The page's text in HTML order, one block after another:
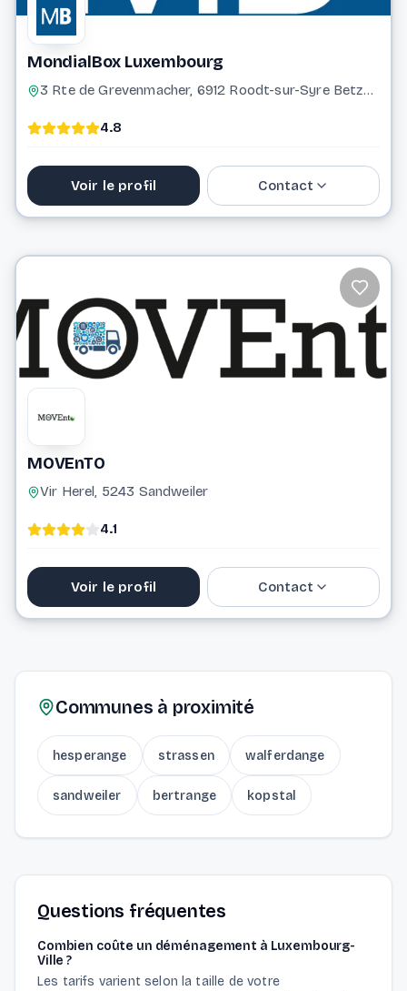
MondialBox Luxembourg
3 Rte de Grevenmacher, 6912 Roodt-sur-Syre Betzdorf
4.8
Voir le profil Contact
Website
MOVEnTO
Vir Herel, 5243 Sandweiler
4.1
Voir le profil Contact
Website
Communes à proximité
hesperange strassen walferdange
sandweiler bertrange kopstal
Questions fréquentes
Combien coûte un déménagement à Luxembourg-
Ville ?
Les tarifs varient selon la taille de votre